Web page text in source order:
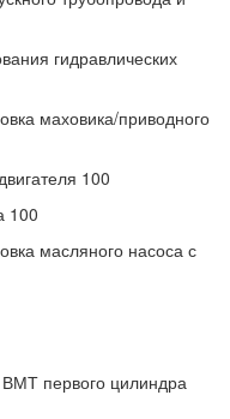
гидравлических
маховика/приводного
100
100
масляного насоса с
первого цилиндра